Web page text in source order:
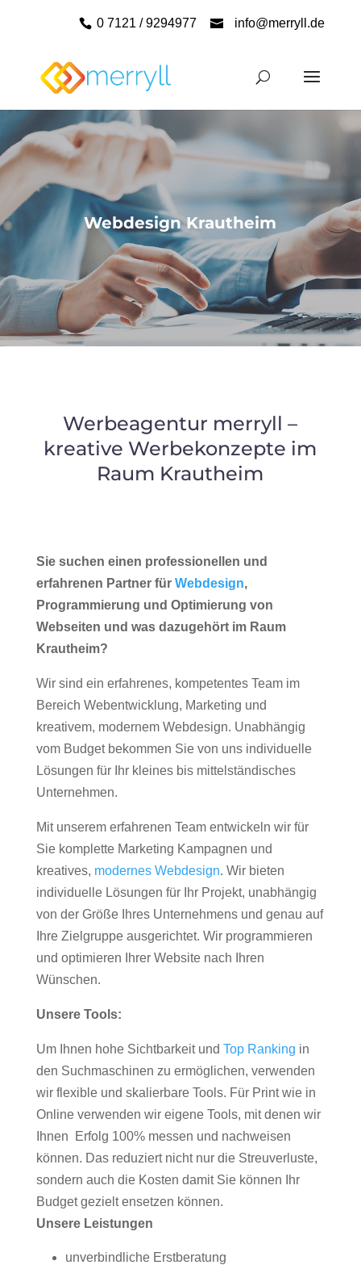
0 7121 / 9294977 info@merryll.de
Webdesign Krautheim
Werbeagentur merryll –
kreative Werbekonzepte im
Raum Krautheim
Sie suchen einen professionellen und
erfahrenen Partner für Webdesign,
Programmierung und Optimierung von
Webseiten und was dazugehört im Raum
Krautheim?
Wir sind ein erfahrenes, kompetentes Team im
Bereich Webentwicklung, Marketing und
kreativem, modernem Webdesign. Unabhängig
vom Budget bekommen Sie von uns individuelle
Lösungen für Ihr kleines bis mittelständisches
Unternehmen.
Mit unserem erfahrenen Team entwickeln wir für
Sie komplette Marketing Kampagnen und
kreatives, modernes Webdesign. Wir bieten
individuelle Lösungen für Ihr Projekt, unabhängig
von der Größe Ihres Unternehmens und genau auf
Ihre Zielgruppe ausgerichtet. Wir programmieren
und optimieren Ihrer Website nach Ihren
Wünschen.
Unsere Tools:
Um Ihnen hohe Sichtbarkeit und Top Ranking in
den Suchmaschinen zu ermöglichen, verwenden
wir flexible und skalierbare Tools. Für Print wie in
Online verwenden wir eigene Tools, mit denen wir
Ihnen Erfolg 100% messen und nachweisen
können. Das reduziert nicht nur die Streuverluste,
sondern auch die Kosten damit Sie können Ihr
Budget gezielt ensetzen können.
Unsere Leistungen
unverbindliche Erstberatung